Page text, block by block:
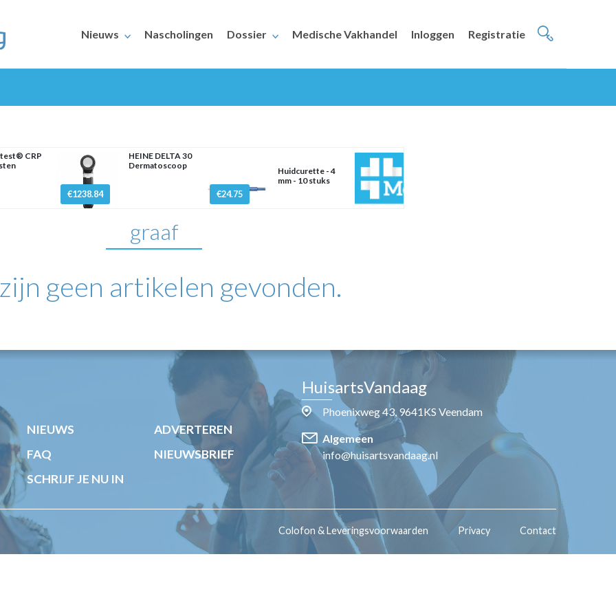
Nieuws Nascholingen Dossier Medische Vakhandel Inloggen Registratie
CRP
€1238.84
HEINE DELTA 30
Dermatoscoop
€24.75
Huidcurette - 4
mm - 10 stuks
graaf
geen artikelen gevonden.
NIEUWS
ADVERTEREN
FAQ
NIEUWSBRIEF
SCHRIJF JE NU IN
HuisartsVandaag
Phoenixweg 43, 9641KS Veendam
Algemeen
info@huisartsvandaag.nl
Colofon & Leveringsvoorwaarden Privacy Contact